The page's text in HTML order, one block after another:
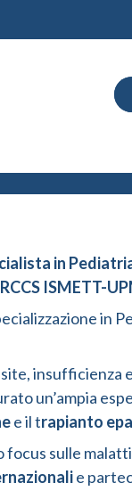
in
ISMETT-
in
insufficienza
un’ampia
e il trapianto
focus sulle
e